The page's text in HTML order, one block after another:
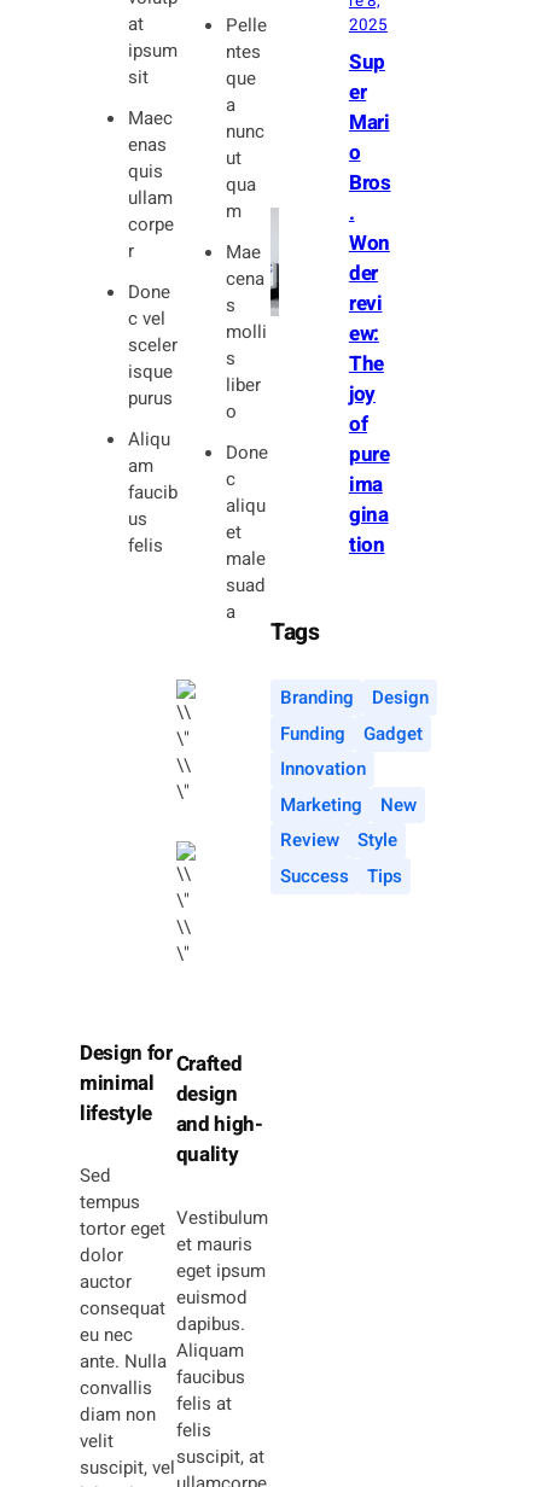
at
ipsum
sit
Maec
enas
quis
ullam
corpe
r
Done
c vel
sceler
isque
purus
Aliqu
am
faucib
us
felis
Pelle
ntes
que
a
nunc
ut
qua
m
Mae
cena
s
molli
s
liber
o
Done
c
aliqu
et
male
suad
a
Design for
minimal
lifestyle
Sed
tempus
tortor eget
dolor
auctor
consequat
eu nec
ante. Nulla
convallis
diam non
velit
suscipit, vel
Crafted
design
and high-
quality
Vestibulum
et mauris
eget ipsum
euismod
dapibus.
Aliquam
faucibus
felis at
felis
suscipit, at
2025
Sup
er
Mari
o
Bros
.
Won
der
revi
ew:
The
joy
of
pure
ima
gina
tion
Tags
Branding
Design
Funding
Gadget
Innovation
Marketing
New
Review
Style
Success
Tips